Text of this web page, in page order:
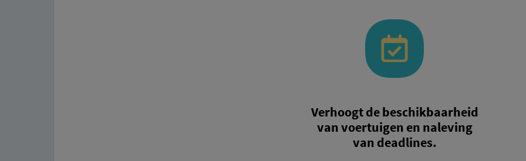
Verhoogt de beschikbaarheid
van voertuigen en naleving
van deadlines.